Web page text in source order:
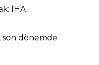
İHA